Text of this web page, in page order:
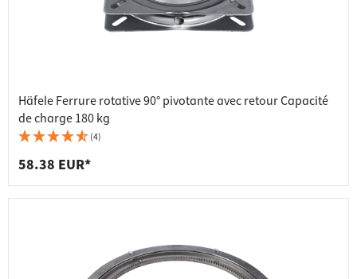
Häfele Ferrure rotative 90° pivotante avec retour Capacité
de charge 180 kg
(4)
58.38 EUR*